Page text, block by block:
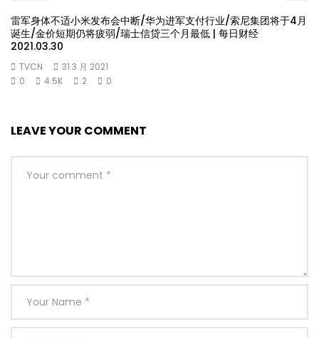
雷军身体不适小米发布会中断/华为进军支付行业/索尼集团将于4月
诞生/金价短期仍将疲弱/瑞士信贷三个月最低 | 每日财经
2021.03.30
TVCN
31 3 月 2021
0
4.5K 2 0
LEAVE YOUR COMMENT